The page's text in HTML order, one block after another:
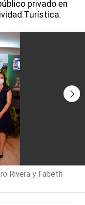
privado en
Turística.
Rivera y Fabeth